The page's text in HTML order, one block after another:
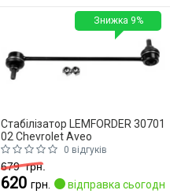
Стабілізатор LEMFORDER 30701
02 Chevrolet Aveo
0 відгуків
679грн.
620 грн. відправка сьогодні
Знижка 9%